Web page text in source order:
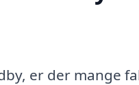
er der mange